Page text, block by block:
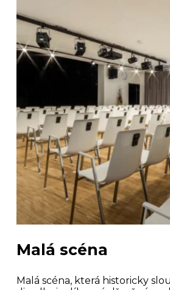
Malá scéna
Malá scéna, která historicky